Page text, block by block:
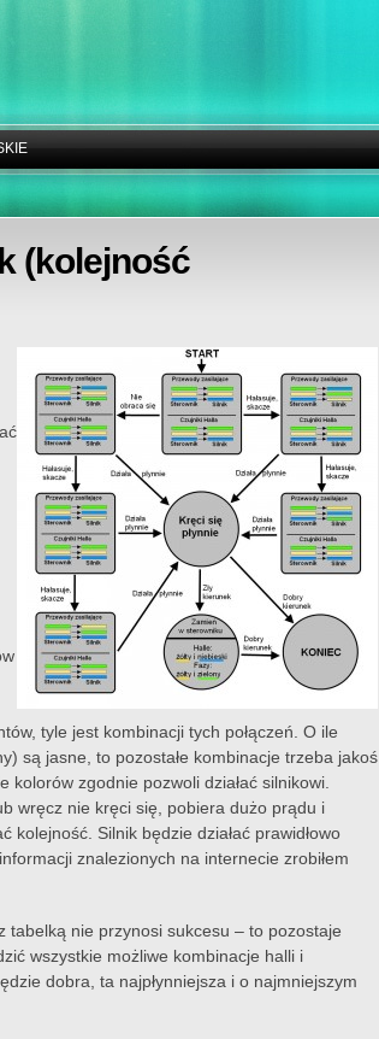
(kolejność
tyle jest kombinacji tych połączeń. O ile
są jasne, to pozostałe kombinacje trzeba jakoś
kolorów zgodnie pozwoli działać silnikowi.
wręcz nie kręci się, pobiera dużo prądu i
kolejność. Silnik będzie działać prawidłowo
znalezionych na internecie zrobiłem
nie przynosi sukcesu – to pozostaje
wszystkie możliwe kombinacje halli i
dobra, ta najpłynniejsza i o najmniejszym